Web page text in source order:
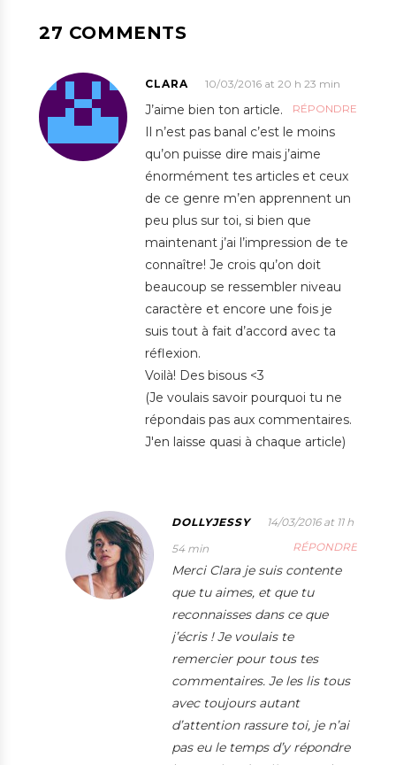
27 COMMENTS
CLARA
10/03/2016 at 20 h 23 min
RÉPONDRE
J’aime bien ton article.
Il n’est pas banal c’est le moins
qu’on puisse dire mais j’aime
énormément tes articles et ceux
de ce genre m’en apprennent un
peu plus sur toi, si bien que
maintenant j’ai l’impression de te
connaître! Je crois qu’on doit
beaucoup se ressembler niveau
caractère et encore une fois je
suis tout à fait d’accord avec ta
réflexion.
Voilà! Des bisous <3
(Je voulais savoir pourquoi tu ne
répondais pas aux commentaires.
J'en laisse quasi à chaque article)
DOLLYJESSY
14/03/2016 at 11 h
54 min
RÉPONDRE
Merci Clara je suis contente
que tu aimes, et que tu
reconnaisses dans ce que
j’écris ! Je voulais te
remercier pour tous tes
commentaires. Je les lis tous
avec toujours autant
d’attention rassure toi, je n’ai
pas eu le temps d’y répondre